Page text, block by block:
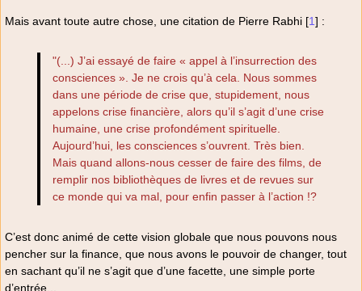
Mais avant toute autre chose, une citation de Pierre Rabhi [1] :
"(...) J’ai essayé de faire « appel à l’insurrection des
consciences ». Je ne crois qu’à cela. Nous sommes
dans une période de crise que, stupidement, nous
appelons crise financière, alors qu’il s’agit d’une crise
humaine, une crise profondément spirituelle.
Aujourd’hui, les consciences s’ouvrent. Très bien.
Mais quand allons-nous cesser de faire des films, de
remplir nos bibliothèques de livres et de revues sur
ce monde qui va mal, pour enfin passer à l’action !?
C’est donc animé de cette vision globale que nous pouvons nous
pencher sur la finance, que nous avons le pouvoir de changer, tout
en sachant qu’il ne s’agit que d’une facette, une simple porte
d’entrée...